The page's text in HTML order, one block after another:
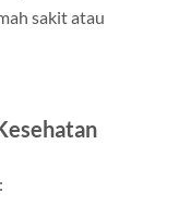
sakit atau